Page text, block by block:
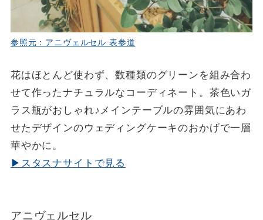
参照元：アニヴェルセル 表参道
花はほとんど使わず、数種類のグリーンを組み合わ
せて作ったナチュラルなコーディネート。茶色いガ
ラス瓶がおしゃれ♪メインテーブルの雰囲気にあわ
せたデザインのウェディングケーキのおかげで一層
華やかに。
▶スタスナサイトで見る
アニヴェルセル